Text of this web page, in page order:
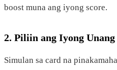
boost muna ang iyong score.
2. Piliin ang Iyong
Simulan sa card na